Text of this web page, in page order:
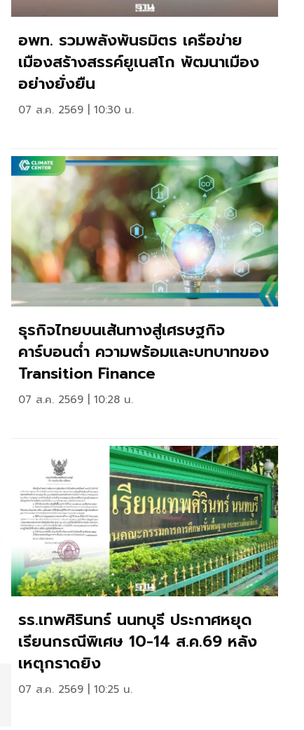
อพท. รวมพลังพันธมิตร เครือข่าย
เมืองสร้างสรรค์ยูเนสโก พัฒนาเมือง
อย่างยั่งยืน
07 ส.ค. 2569 | 10:30 น.
ธุรกิจไทยบนเส้นทางสู่เศรษฐกิจ
คาร์บอนตํ่า ความพร้อมและบทบาทของ
Transition Finance
07 ส.ค. 2569 | 10:28 น.
รร.เทพศิรินทร์ นนทบุรี ประกาศหยุด
เรียนกรณีพิเศษ 10-14 ส.ค.69 หลัง
เหตุกราดยิง
07 ส.ค. 2569 | 10:25 น.